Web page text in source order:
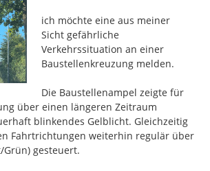
ich möchte eine aus meiner
Sicht gefährliche
Verkehrssituation an einer
Baustellenkreuzung melden.
Die Baustellenampel zeigte für
über einen längeren Zeitraum
blinkendes Gelblicht. Gleichzeitig
Fahrtrichtungen weiterhin regulär über
Grün) gesteuert.